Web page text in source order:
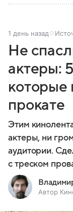
1 день назад
Не
актеры:
которые
прокате
Этим
актеры, ни
аудитории.
с треском
Автор